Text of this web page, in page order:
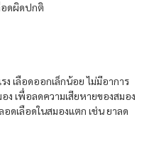
อดผิดปกติ
เลือดออกเล็กน้อย ไม่มีอาการ
เพื่อลดความเสียหายของสมอง
ดเลือดในสมองแตก เช่น ยาลด